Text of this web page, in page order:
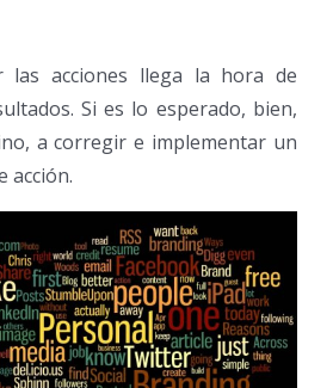
las acciones llega la hora de
Si es lo esperado, bien,
a corregir e implementar un
acción.